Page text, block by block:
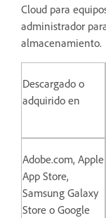
Cloud para
administrador
almacenamiento.
Descargado o
adquirido en
Adobe.com, Apple
App Store,
Samsung Galaxy
Store o Google